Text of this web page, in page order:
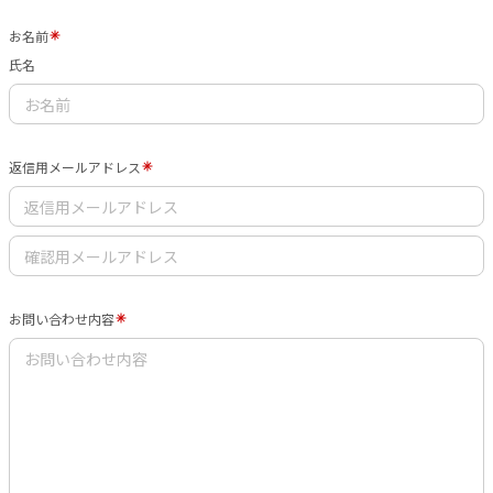
お名前
氏名
返信用メールアドレス
お問い合わせ内容